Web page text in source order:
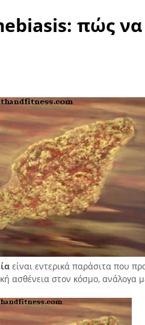
πώς να
είναι εντερικά παράσιτα που
ασθένεια στον κόσμο, ανάλογα